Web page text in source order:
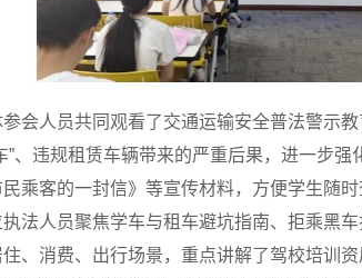
会人员共同观看了交通运输安全普法警示
”、违规租赁车辆带来的严重后果，进一步
乘客的一封信》等宣传材料，方便学生随时
执法人员聚焦学车与租车避坑指南、拒乘黑
、消费、出行场景，重点讲解了驾校培训